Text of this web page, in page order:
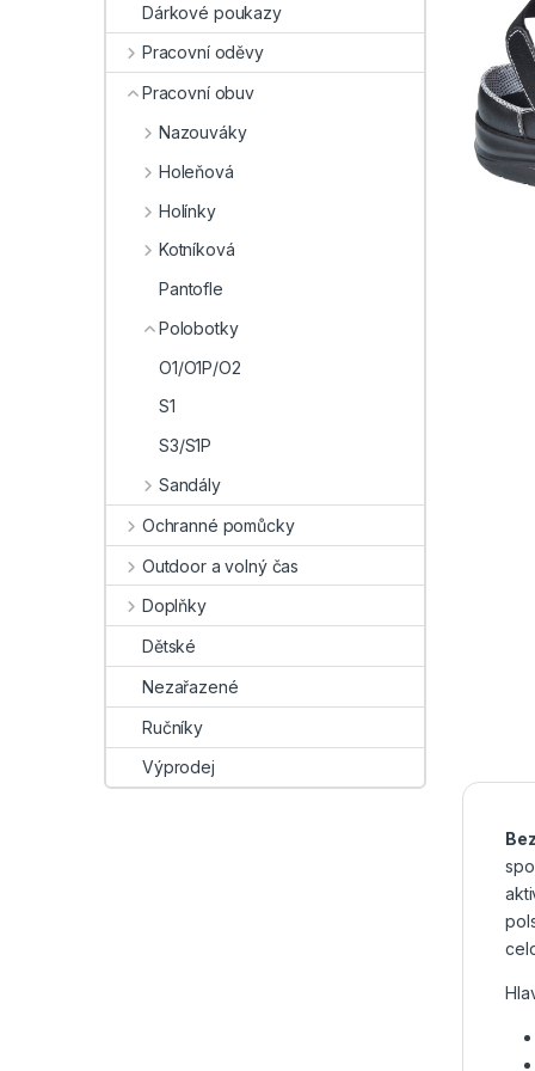
Dárkové poukazy
Pracovní oděvy
Pracovní obuv
Nazouváky
Holeňová
Holínky
Kotníková
Pantofle
Polobotky
O1/O1P/O2
S1
S3/S1P
Sandály
Ochranné pomůcky
Outdoor a volný čas
Doplňky
Dětské
Nezařazené
Ručníky
Výprodej